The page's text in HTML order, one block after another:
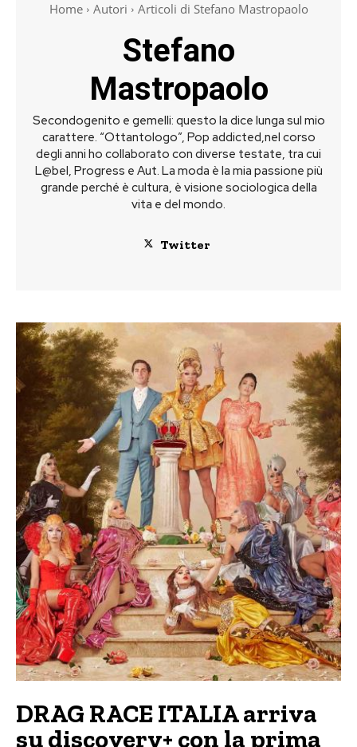
Home Autori Articoli di Stefano Mastropaolo
Stefano
Mastropaolo
Secondogenito e gemelli: questo la dice lunga sul mio
carattere. “Ottantologo”, Pop addicted,nel corso
degli anni ho collaborato con diverse testate, tra cui
L@bel, Progress e Aut. La moda è la mia passione più
grande perché è cultura, è visione sociologica della
vita e del mondo.
Twitter
DRAG RACE ITALIA arriva
su discovery+ con la prima